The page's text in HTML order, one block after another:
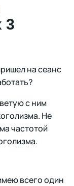
3
на сеанс
с ним
Не
частотой
всего один